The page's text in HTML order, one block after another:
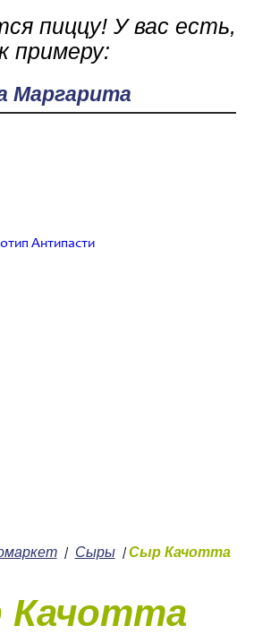
пиццу! У вас есть,
примеру:
/ Сыры /Сыр Качотта
Качотта